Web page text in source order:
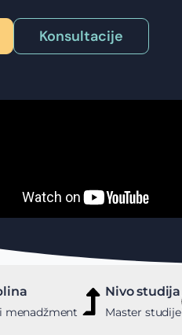
Konsultacije
menadžment
Nivo studija
Master studije